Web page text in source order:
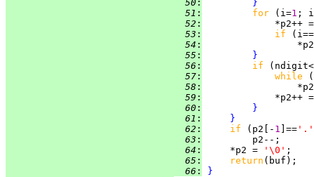
  50
:
}
  51
: for (i=1 ;
  52
:
  53
:
if
  54
:
  55
:
}
  56
: if
  57
:
while
  58
:
  59
:
*p2++
  60
:
}
  61
:
}
  62
: if (p2[- 1 ]== '.'
  63
:
  64
:
     *p2 =
'\0'
  65
: return
  66
: }